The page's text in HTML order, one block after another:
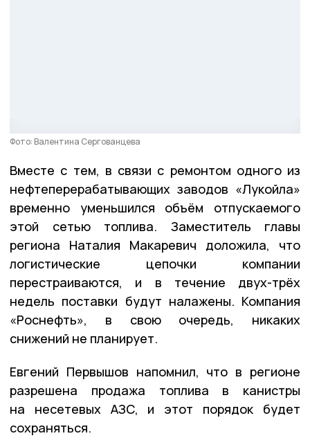
Фото: Валентина Сергованцева
Вместе с тем, в связи с ремонтом одного из
нефтеперерабатывающих заводов «Лукойла»
временно уменьшился объём отпускаемого
этой сетью топлива. Заместитель главы
региона Наталия Макаревич доложила, что
логистические цепочки компании
перестраиваются, и в течение двух-трёх
недель поставки будут налажены. Компания
«Роснефть», в свою очередь, никаких
снижений не планирует.
Евгений Первышов напомнил, что в регионе
разрешена продажа топлива в канистры
на несетевых АЗС, и этот порядок будет
сохраняться.